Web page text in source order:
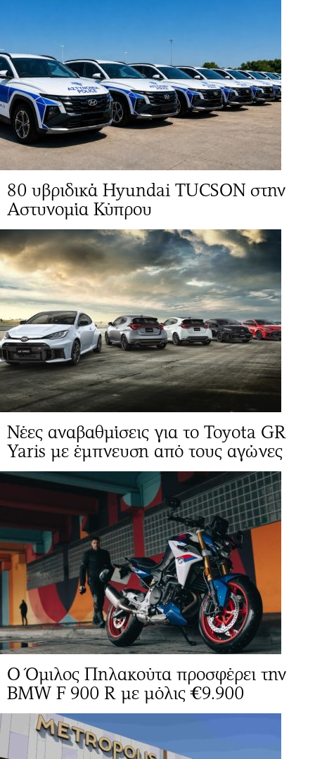
80 υβριδικά Hyundai TUCSON στην
Αστυνομία Κύπρου
Νέες αναβαθμίσεις για το Toyota GR
Yaris με έμπνευση από τους αγώνες
O Όμιλος Πηλακούτα προσφέρει την
BMW F 900 R με μόλις €9.900